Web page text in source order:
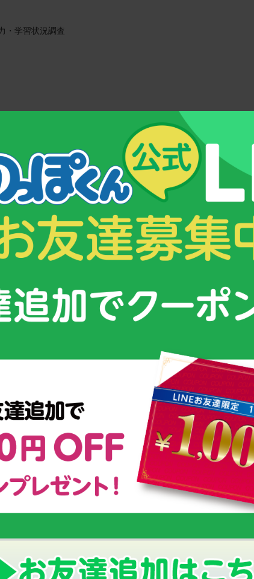
学習状況調査
コンテンツ
グミ」
スクスク育つための３つのポイント！
子供が成長する仕組みとは？
オリンピックを目指す少年少女に密着！
強さの秘密は【栄養管理】にあった！
小さなお子様の栄養補給におすすめ！
幼児期からの「こども食育グミ」
のっぽくんの成長サポートグッズについて
「成長期」の栄養補給にオススメ！